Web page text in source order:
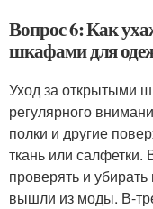
Вопрос 6: Как
шкафами для
Уход за открытыми
регулярного
полки и другие
ткань или салфетки.
проверять и
вышли из моды. В-